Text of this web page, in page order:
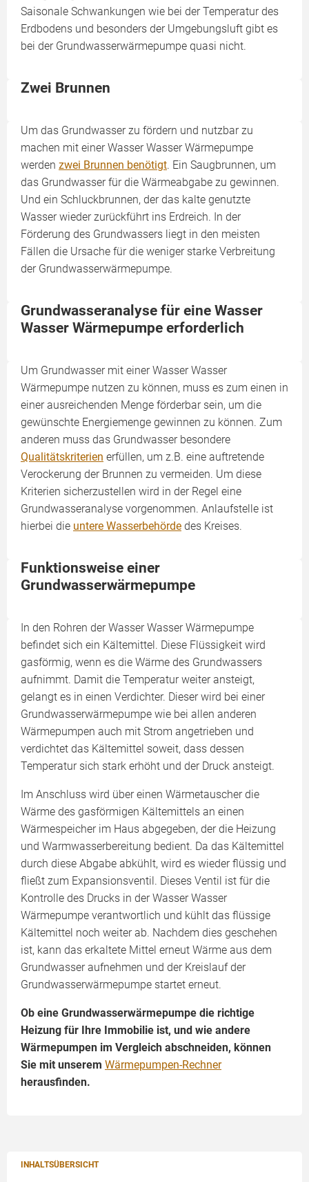
INHALTSÜBERSICHT
Saisonale Schwankungen wie bei der Temperatur des
Erdbodens und besonders der Umgebungsluft gibt es
bei der Grundwasserwärmepumpe quasi nicht.
Zwei Brunnen
Um das Grundwasser zu fördern und nutzbar zu
machen mit einer Wasser Wasser Wärmepumpe
werden zwei Brunnen benötigt. Ein Saugbrunnen, um
das Grundwasser für die Wärmeabga­be zu gewinnen.
Und ein Schluck­brunnen, der das kalte genutzte
Wasser wieder zurückführt ins Erdreich. In der
Förderung des Grundwassers liegt in den meisten
Fällen die Ursache für die weniger starke Verbreitung
der Grundwasserwärmepumpe.
Grundwasseranalyse für eine Wasser
Wasser Wärmepumpe erforderlich
Um Grundwasser mit einer Wasser Wasser
Wärmepumpe nutzen zu können, muss es zum einen in
einer ausreichenden Menge förderbar sein, um die
gewünschte Energiemenge gewinnen zu können. Zum
anderen muss das Grundwasser besondere
Qualitätskriterien erfüllen, um z.B. eine auftretende
Verockerung der Brunnen zu vermeiden. Um diese
Kriterien sicherzustellen wird in der Regel eine
Grundwasseranalyse vorgenommen. Anlaufstelle ist
hierbei die untere Wasserbehörde des Kreises.
Funktionsweise einer
Grundwasserwärmepumpe
In den Rohren der Wasser Wasser Wärmepumpe
befindet sich ein Kältemittel. Diese Flüssigkeit wird
gasförmig, wenn es die Wärme des Grundwassers
aufnimmt. Damit die Temperatur weiter ansteigt,
gelangt es in einen Verdichter. Dieser wird bei einer
Grundwasserwärmepumpe wie bei allen anderen
Wärmepumpen auch mit Strom angetrieben und
verdichtet das Kältemittel soweit, dass dessen
Temperatur sich stark erhöht und der Druck ansteigt.
Im Anschluss wird über einen Wärmetauscher die
Wärme des gasförmigen Kältemittels an einen
Wärmespeicher im Haus abgegeben, der die Heizung
und Warmwasserbereitung bedient. Da das Kältemittel
durch diese Abgabe abkühlt, wird es wieder flüssig und
fließt zum Expansionsventil. Dieses Ventil ist für die
Kontrolle des Drucks in der Wasser Wasser
Wärmepumpe verantwortlich und kühlt das flüssige
Kältemittel noch weiter ab. Nachdem dies geschehen
ist, kann das erkaltete Mittel erneut Wärme aus dem
Grundwasser aufnehmen und der Kreislauf der
Grundwasserwärmepumpe startet erneut.
Ob eine Grundwasserwärmepumpe die richtige
Heizung für Ihre Immobilie ist, und wie andere
Wärmepumpen im Vergleich abschneiden, können
Sie mit unserem Wärmepumpen-Rechner
herausfinden.